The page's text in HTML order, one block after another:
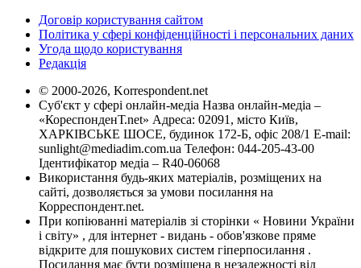
Договір користування сайтом
Політика у сфері конфіденційності і персональних даних
Угода щодо користування
Редакція
© 2000-2026, Korrespondent.net
Суб'єкт у сфері онлайн-медіа Назва онлайн-медіа –
«КореспонденТ.net» Адреса: 02091, місто Київ,
ХАРКІВСЬКЕ ШОСЕ, будинок 172-Б, офіс 208/1 E-mail:
sunlight@mediadim.com.ua Телефон: 044-205-43-00
Ідентифікатор медіа – R40-06068
Використання будь-яких матеріалів, розміщених на
сайті, дозволяється за умови посилання на
Корреспондент.net.
При копіюванні матеріалів зі сторінки « Новини України
і світу» , для інтернет - видань - обов'язкове пряме
відкрите для пошукових систем гіперпосилання .
Посилання має бути розміщена в незалежності від